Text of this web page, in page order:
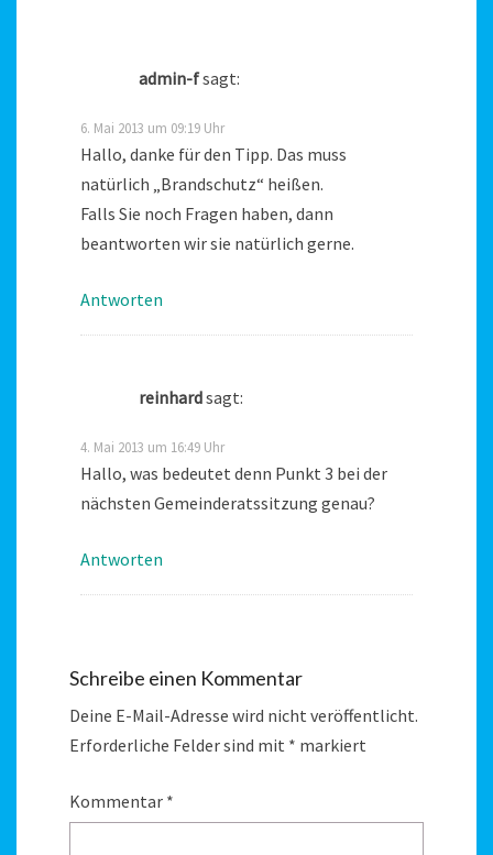
admin-fsagt:
6. Mai 2013 um 09:19 Uhr
Hallo, danke für den Tipp. Das muss
natürlich „Brandschutz“ heißen.
Falls Sie noch Fragen haben, dann
beantworten wir sie natürlich gerne.
Antworten
reinhardsagt:
4. Mai 2013 um 16:49 Uhr
Hallo, was bedeutet denn Punkt 3 bei der
nächsten Gemeinderatssitzung genau?
Antworten
Schreibe einen Kommentar
Deine E-Mail-Adresse wird nicht veröffentlicht.
Erforderliche Felder sind mit * markiert
Kommentar *